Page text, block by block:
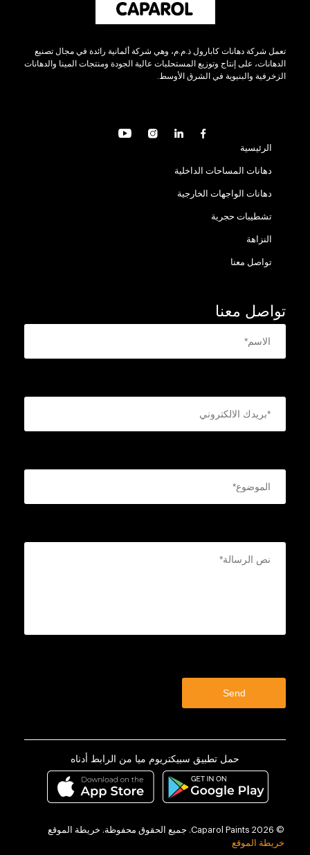
تعمل شركة دهانات كابارول ذ.م.م، وهي شركة ألمانية رائدة في مجال تصنيع
الدهانات، على إنتاج وتوزيع المستحلبات عالية الجودة ومنتجات المينا والدهانات
الزخرفية والبنيوية في الشرق الأوسط.
الرئيسية
دهانات المساحات الداخلية
دهانات الواجهات الخارجية
تشطيبات حجرية
النزاهة
تواصل معنا
تواصل معنا
حمل تطبيق سبيكتريوم ميا من الرابط أدناه
© 2026 Caparol Paints. جميع الحقوق محفوظة. خريطة الموقع
خريطة الموقع